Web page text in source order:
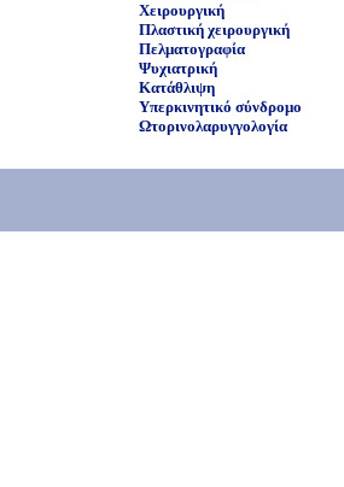
Χειρουργική
Πλαστική χειρουργική
Πελματογραφία
Ψυχιατρική
Κατάθλιψη
Υπερκινητικό σύνδρομο
Ωτορινολαρυγγολογία